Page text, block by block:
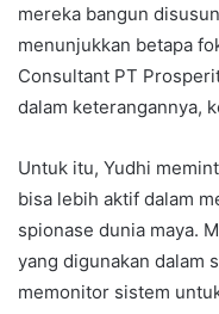
mereka bangun
menunjukkan betapa
Consultant PT
dalam keterangannya,
Untuk itu, Yudhi
bisa lebih aktif dalam
spionase dunia maya.
yang digunakan dalam
memonitor sistem